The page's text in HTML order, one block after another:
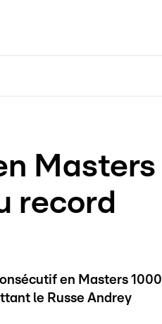
Masters
record
en Masters 1000
le Russe Andrey